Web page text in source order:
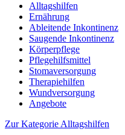
Alltagshilfen
Ernährung
Ableitende Inkontinenz
Saugende Inkontinenz
Körperpflege
Pflegehilfsmittel
Stomaversorgung
Therapiehilfen
Wundversorgung
Angebote
Zur Kategorie Alltagshilfen